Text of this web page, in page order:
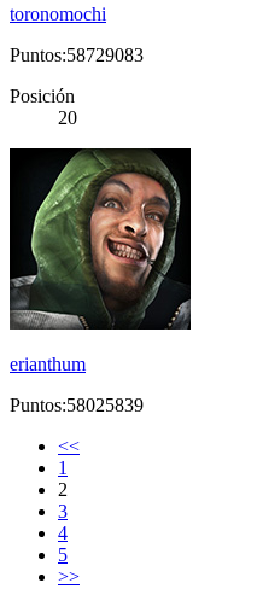
toronomochi
Puntos:58729083
Posición
20
erianthum
Puntos:58025839
<<
1
2
3
4
5
>>